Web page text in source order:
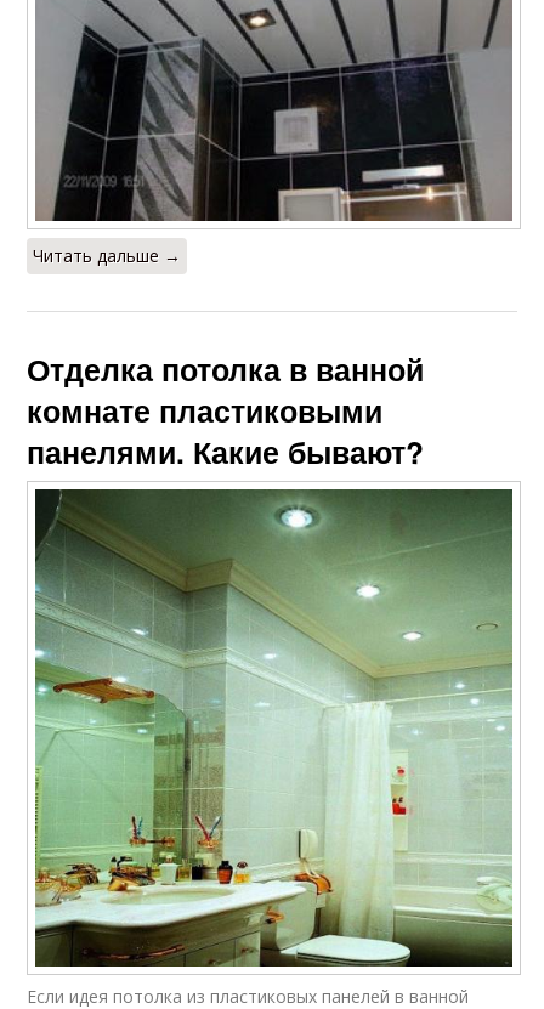
Читать дальше →
Отделка потолка в ванной
комнате пластиковыми
панелями. Какие бывают?
Если идея потолка из пластиковых панелей в ванной